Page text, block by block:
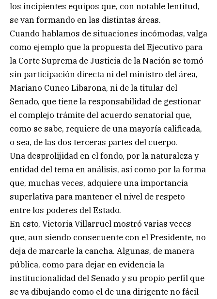
los incipientes equipos que, con notable lentitud,
se van formando en las distintas áreas.
Cuando hablamos de situaciones incómodas, valga
como ejemplo que la propuesta del Ejecutivo para
la Corte Suprema de Justicia de la Nación se tomó
sin participación directa ni del ministro del área,
Mariano Cuneo Libarona, ni de la titular del
Senado, que tiene la responsabilidad de gestionar
el complejo trámite del acuerdo senatorial que,
como se sabe, requiere de una mayoría calificada,
o sea, de las dos terceras partes del cuerpo.
Una desprolijidad en el fondo, por la naturaleza y
entidad del tema en análisis, así como por la forma
que, muchas veces, adquiere una importancia
superlativa para mantener el nivel de respeto
entre los poderes del Estado.
En esto, Victoria Villarruel mostró varias veces
que, aun siendo consecuente con el Presidente, no
deja de marcarle la cancha. Algunas, de manera
pública, como para dejar en evidencia la
institucionalidad del Senado y su propio perfil que
se va dibujando como el de una dirigente no fácil